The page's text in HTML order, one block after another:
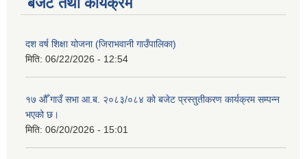
दश वर्ष शिक्षा योजना (जिराभवानी गाउँपालिका)
मिति: 06/22/2026 - 12:54
१७ औँ गाउँ सभा आ.ब. २०८३/०८४ को बजेट प्रस्तुतीकरण कार्यक्रम सम्पन्न
भएको छ।
मिति: 06/20/2026 - 15:01